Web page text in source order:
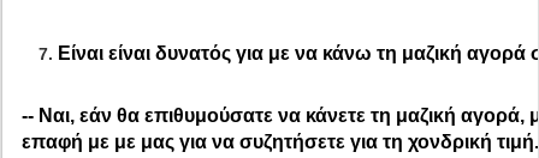
7. Είναι είναι δυνατός για με να κάνω τη μαζική
-- Ναι, εάν θα επιθυμούσατε να κάνετε τη μαζική αγορά,
επαφή με με μας για να συζητήσετε για τη χονδρική